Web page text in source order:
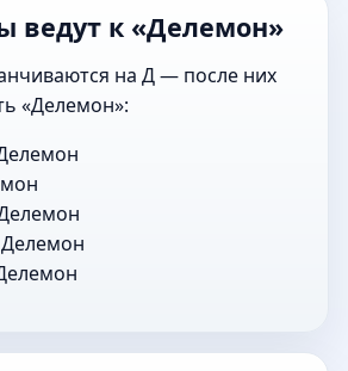
ведут к «Делемон»
на Д — после них
«Делемон»: